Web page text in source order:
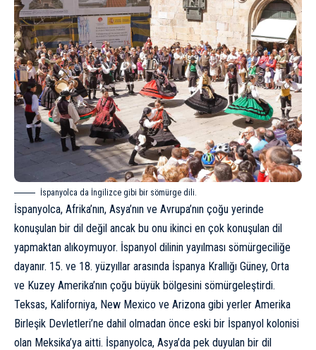
İspanyolca da İngilizce gibi bir sömürge dili.
İspanyolca, Afrika’nın, Asya’nın ve Avrupa’nın çoğu yerinde
konuşulan bir dil değil ancak bu onu ikinci en çok konuşulan dil
yapmaktan alıkoymuyor. İspanyol dilinin yayılması sömürgeciliğe
dayanır. 15. ve 18. yüzyıllar arasında İspanya Krallığı Güney, Orta
ve Kuzey Amerika’nın çoğu büyük bölgesini sömürgeleştirdi.
Teksas, Kaliforniya, New Mexico ve Arizona gibi yerler Amerika
Birleşik Devletleri’ne dahil olmadan önce eski bir İspanyol kolonisi
olan Meksika’ya aitti. İspanyolca, Asya’da pek duyulan bir dil